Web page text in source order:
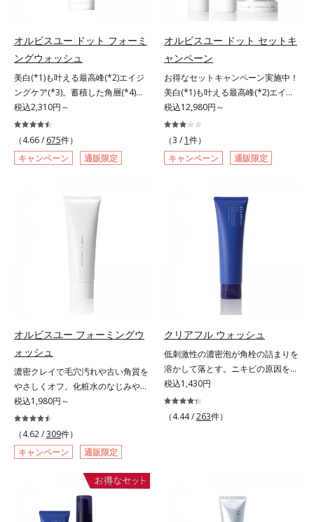
人の肌印象に大きな影響を与えてい
ビスユー ドットシリーズは美容成
分(*7)として「G.D.F.アクティベー
ター(*8)」を配合。そして、従来か
ら配合している美白有効成分「トラ
ネキサム酸」を配合しました。さら
に、シリーズ共通の美容成分(*7)
「GLルートブースター(*9)」を配合
することで、肌のふっくら感や透明
感を叶えます。美白ケアしながら多
リと透明感を。効果的なシナジー設
計で、あなたのエイジングケアを応
援します。*1 メラニンの生成を抑
え、シミ・ソバカスを防ぐ（ウォッ
シュ除く）*2 オルビス内スキンケ
たお手入れのこと*4 うるおいによ
る*5 乾燥、ハリ・ツヤのなさ
ロニセラカエルレア果汁、ノバラエ
キス配合＝うるおいを与えハリと透
明感に満ちた肌へ導く保湿成分*9
メマツヨイグサ抽出液、スイカズラ
エキス配合＝角層のすみずみまで水
分・油分を保ち、ハリ・ツヤを与え
る保湿成分*10 気持ちのことアレ
ルギーテスト済＝全ての方にアレル
ギーが起こらないということではあ
誘導体(*4)が汚れを取り去った毛穴
を引きしめ、キメの整ったなめらか
な肌に洗い上げます。ツブツブ入り
空気を含ませるので、簡単に泡立て
られます。濃密うるおい泡を洗い流
したあとは大人の肌もつっぱりにく
く、使うたびに毛穴の目立ちにくい
肌(*5)を目指せます。性別問わずお
使いいただけるので、ご夫婦やカッ
プルでシェアするのもおすすめ。デ
ただけます。*1 プロテアーゼ、パ
パイン、リパーゼ配合＝洗浄成分*2
皮脂吸収成分*3 自社品*4 パルミチ
ン酸アスコルビルリン酸3Na配合＝
肌を引き締め、キメを整える成分*5
皮脂・汚れの除去による
オルビスユー ドット フォーミ
ングウォッシュ
美白(*1)も叶える最高峰(*2)エイジ
ングケア(*3)。蓄積した角層(*4)を
絡めとりくすみ(*5)を晴らす高密着
マイルドピーリング(*6)洗顔料。ハ
リも透明感(*7)も結果主義。年齢サ
イン(*8)の因子に着目した肌科学エ
イジングケア(*3)シリーズ。オルビ
よる肌悩み一つ一つを対処するので
はなく、肌で起きていることの根本
原因に着目。加齢とともに現れる年
齢サインについて研究を進めたとこ
ろ、弾力感のない状態である「ハリ
のなさ」や、くすみ(*5)などが現れ
ている状態である「透明感のなさ」
が、大人の肌印象に大きな影響を与
でオルビスユー ドットシリーズは
美容成分(*9)として「G.D.F.アクテ
ィベーター(*10)」を配合。そし
て、従来から配合している美白(*1)
有効成分「トラネキサム酸」を配合
しました。さらに、シリーズ共通の
美容成分「GLルートブースター
(*11)」を配合することで、肌のふ
っくら感や透明感を叶えます。美白
ケアしながら多角的なエイジングケ
アが叶うシリーズに。3ステップで
上向き(*12)のハリと透明感を。効
果的なシナジー設計で、あなたのエ
イジングケアを応援します。*1 メ
税込2,310円～
（4.66 / 675件）
キャンペーン
通販限定
オルビスユー ドット セットキ
ャンペーン
お得なセットキャンペーン実施中！
美白(*1)も叶える最高峰(*2)エイジ
ングケア(*3)。ハリも透明感(*4)も
結果主義。年齢サイン(*5)の因子に
着目した肌科学エイジングケア(*3)
シリーズ。オルビスユー ドットシ
リーズは、年齢による肌悩み一つ一
ていることの根本原因に着目。加齢
とともに現れる年齢サイン(*5)につ
いて研究を進めたところ、弾力感の
ない状態である「ハリのなさ」や、
くすみ(*6)などが現れている状態で
ある「透明感のなさ」が現れること
で大人の肌印象に大きな影響を与え
ていることが分かりました。そこで
オルビスユー ドットシリーズは美
容成分(*7)として「G.D.F.アクティ
ベーター(*8)」を配合。そして、従
来から配合している美白有効成分
「トラネキサム酸」を配合しまし
た。さらに、シリーズ共通の美容成
分(*7)「GLルートブースター(*9)」
を配合することで、肌のふっくら感
グケアを応援します。*1 メラニン
の生成を抑え、シミ・ソバカスを防
税込12,980円～
（3 / 1件）
キャンペーン
通販限定
オルビスユー フォーミングウ
ォッシュ
濃密クレイで毛穴汚れや古い角質を
やさしくオフ。化粧水のなじみやす
い肌に。7000種を超える成分から
厳選し、「うるおいの質(*1)」に着
目した初期エイジングケア(*2)シリ
ーズオルビスユーは肌本来のうるお
いやバリア機能にアプローチする初
期エイジングケアシリーズです。
「うるおいの質」に着目し、肌荒れ
を予防しながらうるおいに満ちた美
しい肌へと導きます。ポーラ・オル
税込1,980円～
（4.62 /309件）
キャンペーン
通販限定
クリアフル ウォッシュ
低刺激性の濃密泡が角栓の詰まりを
溶かして落とす。ニキビの原因を残
さないクリアな肌に洗い上げる洗顔
料。「ニキビをくり返してしまう」
「毛穴目立ちが気になる」「マスク
薬用ニキビ対策スキンケアシリーズ
です。5種の和漢植物由来成分とコ
税込1,430円
（4.44 /263件）